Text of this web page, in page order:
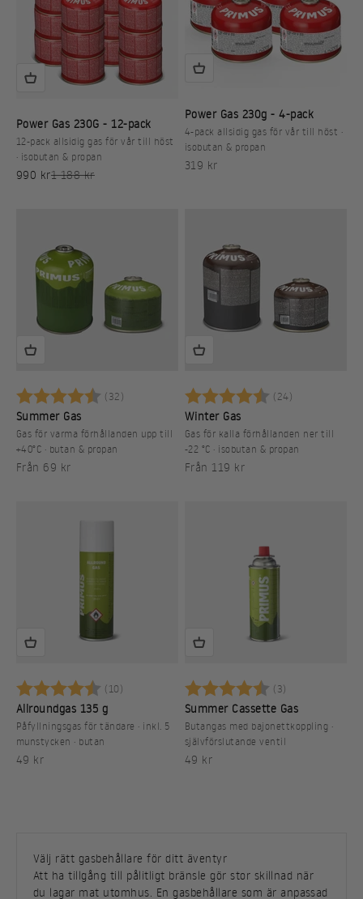
Power Gas 230G - 12-pack
12-pack allsidig gas för vår till höst
· isobutan & propan
REA-pris
990 krPris
1 188 kr
Power Gas 230g - 4-pack
4-pack allsidig gas för vår till höst ·
isobutan & propan
REA-pris
319 kr
Betyg: (32)
4.8 utav 5 stjärnor
Summer Gas
Gas för varma förhållanden upp till
+40°C · butan & propan
REA-pris
Från 69 kr
Betyg: (24)
Winter Gas
Gas för kalla förhållanden ner till
-22 °C · isobutan & propan
REA-pris
Från 119 kr
Betyg: (10)
4.3 utav 5 stjärnor
Allroundgas 135 g
Påfyllningsgas för tändare · inkl. 5
munstycken · butan
REA-pris
49 kr
Betyg: (3)
Summer Cassette Gas
Butangas med bajonettkoppling ·
självförslutande ventil
REA-pris
49 kr
Välj rätt gasbehållare för ditt äventyr
Att ha tillgång till pålitligt bränsle gör stor skillnad när
du lagar mat utomhus. En gasbehållare som är anpassad